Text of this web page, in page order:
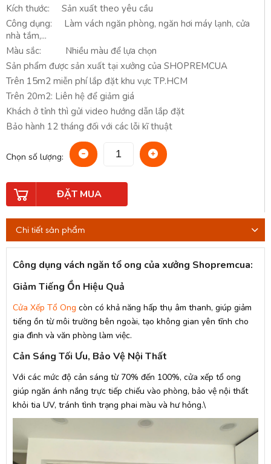
Kích thước: Sản xuất theo yêu cầu
Công dụng: Làm vách ngăn phòng, ngăn hơi máy lạnh, cửa
nhà tắm,...
Màu sắc: Nhiều màu để lựa chọn
Sản phẩm được sản xuất tại xưởng của SHOPREMCUA
Trên 15m2 miễn phí lắp đặt khu vực TP.HCM
Trên 20m2: Liên hệ để giảm giá
Khách ở tỉnh thì gửi video hướng dẫn lắp đặt
Bảo hành 12 tháng đối với các lỗi kĩ thuật
Chọn số lượng:
ĐẶT MUA
Chi tiết sản phẩm
Công dụng vách ngăn tổ ong của xưởng Shopremcua:
Giảm Tiếng Ồn Hiệu Quả
Cửa Xếp Tổ Ong còn có khả năng hấp thụ âm thanh, giúp giảm
tiếng ồn từ môi trường bên ngoài, tạo không gian yên tĩnh cho
gia đình và văn phòng làm việc.
Cản Sáng Tối Ưu, Bảo Vệ Nội Thất
Với các mức độ cản sáng từ 70% đến 100%, cửa xếp tổ ong
giúp ngăn ánh nắng trực tiếp chiếu vào phòng, bảo vệ nội thất
khỏi tia UV, tránh tình trạng phai màu và hư hỏng.\